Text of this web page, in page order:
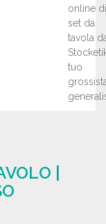
online di
set da
tavola
tuo
|